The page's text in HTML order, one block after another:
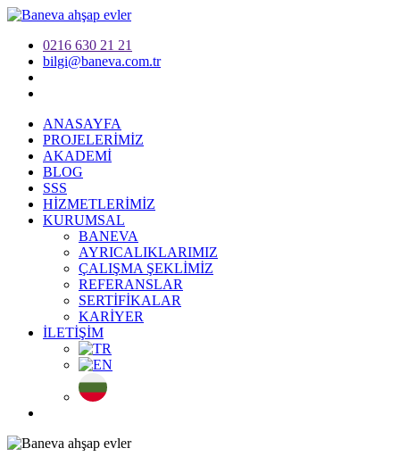
0216 630 21 21
bilgi@baneva.com.tr
ANASAYFA
PROJELERİMİZ
AKADEMİ
BLOG
SSS
HİZMETLERİMİZ
KURUMSAL
BANEVA
AYRICALIKLARIMIZ
ÇALIŞMA ŞEKLİMİZ
REFERANSLAR
SERTİFİKALAR
KARİYER
İLETİŞİM